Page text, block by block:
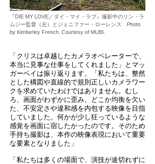
『DIE MY LOVE／ダイ・マイ・ラブ』撮影中のリン・ラ
ムジー監督（左）とジェニファー・ローレンス Photo
by Kimberley French. Courtesy of MUBI.
「クリスは卓越したカメラオペレーターで、
本当に見事な仕事をしてくれました」とマッ
ガーベイは振り返ります。「私たちは、整然
とした構図や直線的で規則正しいカメラワー
クを求めていたわけではありません。むし
ろ、画面がわずかに歪み、どこか均衡を欠い
た、不安定さや違和感を内包する映像を目指
していました。何かが少し狂っているような
感覚を画面に宿したかったのです。そのため
手持ち撮影は、本作の映像表現において重要
な要素となりました」
「私たちは多くの場面で、演技が途切れずに